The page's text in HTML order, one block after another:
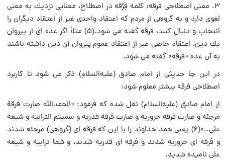
3. معنی اصطلاحی فرقه: كلمه فِرْقه در اصطلاح، معنایی نزدیك به معنی
لغوی دارد و به گروهی از مردم كه اعتقاد واحدی غیر از اعتقاد دیگران را
انتخاب و دنبال كنند، فرقه گفته می شود.(5) مثلاً اگر عده ای از پیروان
یك دین، اعتقاد خاصی غیر از اعتقاد عموم پیروان آن دین داشته باشند
به آن عده «فرقه» گفته می شود.
در این جا حدیثی از امام صادق (علیه‌السلام) ذكر می شود تا كاربرد
اصطلاحی فرقه بیشتر معلوم شود:
از امام صادق (علیه‌السلام) نقل شده كه فرمود: «الحمدالله صارت فرقة
مرجئه و صارت فرقة حروریه و صارت فرقة قدریه و سمیتم الترابیه و شیعة
علی‌‍..»(6) یعنی حمد خداوند را با این كه فرقه ای (گروهی) مرجئه شدند
و فرقه ای حروریه شدند و فرقه ای قدریه شدند، و شما ترابیه و شیعه
علی نامیده شدید.